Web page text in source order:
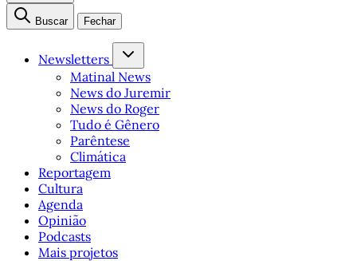
Buscar Fechar
Newsletters
Matinal News
News do Juremir
News do Roger
Tudo é Gênero
Parêntese
Climática
Reportagem
Cultura
Agenda
Opinião
Podcasts
Mais projetos